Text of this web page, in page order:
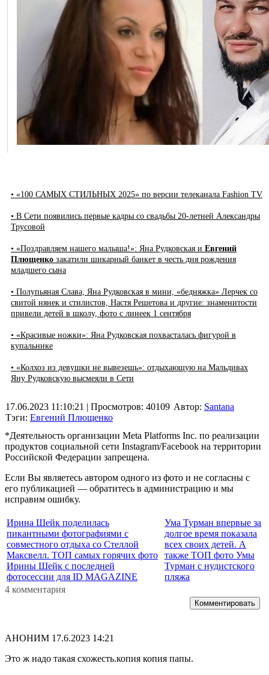
• «100 САМЫХ СТИЛЬНЫХ 2025» по версии телеканала Fashion TV
• В Сети появились первые кадры со свадьбы 20-летней Александры
Трусовой
• «Поздравляем нашего малыша!»: Яна Рудковская и Евгений
Плющенко закатили шикарный банкет в честь дня рождения
младшего сына
• Полупьяная Слава, Яна Рудковская в мини, «бедняжка» Лерчек со
свитой нянек и стилистов, Настя Решетова и другие: знаменитости
привели детей в школу, фото с линеек 1 сентября
• «Красивые ножки»: Яна Рудковская похвасталась фигурой в
купальнике
• «Колхоз из девушки не вывезешь»: отдыхающую на Мальдивах
Яну Рудковскую высмеяли в Сети
17.06.2023 11:10:21 | Просмотров: 40109
Тэги: Евгений Плющенко
Автор: Santana
*Деятельность организации Meta Platforms Inc. по реализации
продуктов социальной сети Instagram/Facebook на территории
Российской Федерации запрещена.
Если Вы являетесь автором одного из фото и не согласны с
его публикацией — обратитесь в администрацию и мы
исправим ошибку.
Ирина Шейк поделилась
пикантными фотографиями с
совместного отдыха со Стеллой
Максвелл. ТОП самых горячих фото
Ирины Шейк с последней
фотосессии для ID MAGAZINE
Ума Турман впервые за
долгое время показала
всех своих детей. А
также ТОП фото Умы
Турман с нудистского
пляжа
4 комментария
Комментировать
АНОНИМ 17.6.2023 14:21
Это ж надо такая схожесть.копия копия папы.